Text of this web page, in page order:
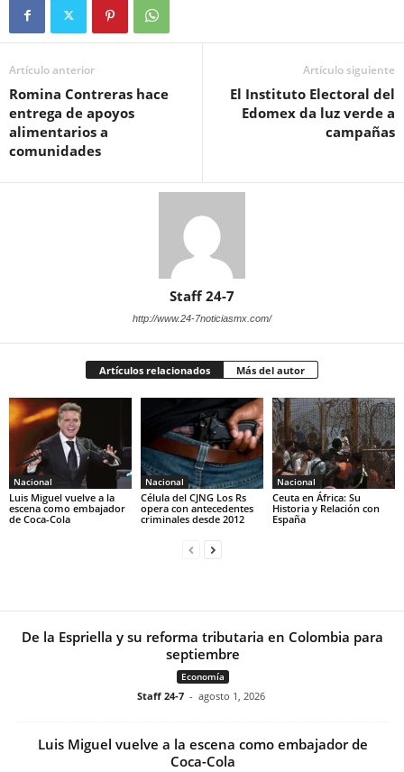
Artículo anterior
Romina Contreras hace
entrega de apoyos
alimentarios a
comunidades
Artículo siguiente
El Instituto Electoral del
Edomex da luz verde a
campañas
Staff 24-7
http://www.24-7noticiasmx.com/
Artículos relacionados Más del autor
Nacional
Luis Miguel vuelve a la
escena como embajador
de Coca-Cola
Nacional
Célula del CJNG Los Rs
opera con antecedentes
criminales desde 2012
Nacional
Ceuta en África: Su
Historia y Relación con
España
De la Espriella y su reforma tributaria en Colombia para
septiembre
Economía
Staff 24-7 - agosto 1, 2026
Luis Miguel vuelve a la escena como embajador de
Coca-Cola